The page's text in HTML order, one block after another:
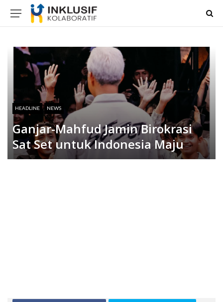
HEADLINE NEWS
Ganjar-Mahfud Jamin Birokrasi
Sat Set untuk Indonesia Maju